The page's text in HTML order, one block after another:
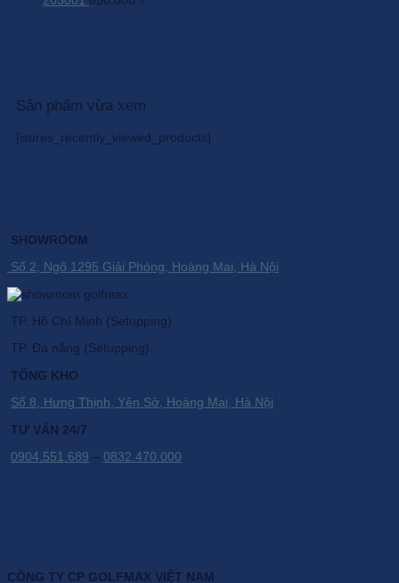
Sản phẩm vừa xem
[isures_recently_viewed_products]
SHOWROOM
Số 2, Ngõ 1295 Giải Phóng, Hoàng Mai, Hà Nội
TP. Hồ Chí Minh (Setupping).
TP. Đà nẵng (Setupping).
TỔNG KHO
Số 8, Hưng Thịnh, Yên Sở, Hoàng Mai, Hà Nội
TƯ VẤN 24/7
0904.551.689 – 0832.470.000
CÔNG TY CP GOLFMAX VIỆT NAM